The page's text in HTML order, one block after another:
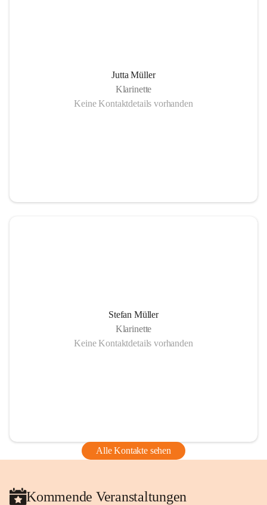
Jutta Müller
Klarinette
Keine Kontaktdetails vorhanden
Stefan Müller
Klarinette
Keine Kontaktdetails vorhanden
Alle Kontakte sehen
Kommende Veranstaltungen